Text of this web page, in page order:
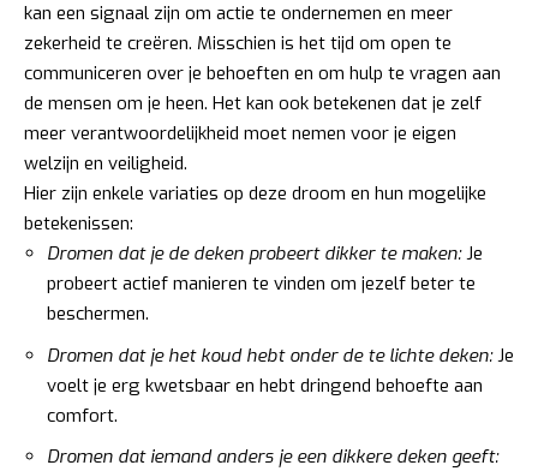
kan een signaal zijn om actie te ondernemen en meer
zekerheid te creëren. Misschien is het tijd om open te
communiceren over je behoeften en om hulp te vragen aan
de mensen om je heen. Het kan ook betekenen dat je zelf
meer verantwoordelijkheid moet nemen voor je eigen
welzijn en veiligheid.
Hier zijn enkele variaties op deze droom en hun mogelijke
betekenissen:
Dromen dat je de deken probeert dikker te maken:Je
probeert actief manieren te vinden om jezelf beter te
beschermen.
Dromen dat je het koud hebt onder de te lichte deken:Je
voelt je erg kwetsbaar en hebt dringend behoefte aan
comfort.
Dromen dat iemand anders je een dikkere deken geeft: